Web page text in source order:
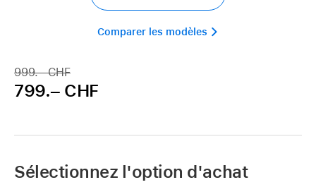
Comparer les modèles 
999.– CHF
799.– CHF
Sélectionnez l'option d'achat